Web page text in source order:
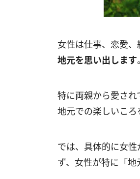
女性は仕事、恋愛、
地元を思い出します。
特に両親から愛され
地元での楽しいこ
では、具体的に女
ず、女性が特に「地